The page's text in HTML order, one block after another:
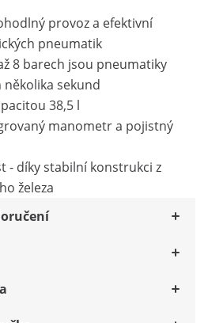
provoz a efektivní
pneumatik
8 barech jsou pneumatiky
sekund
38,5 l
manometr a pojistný
- díky stabilní konstrukci z
železa